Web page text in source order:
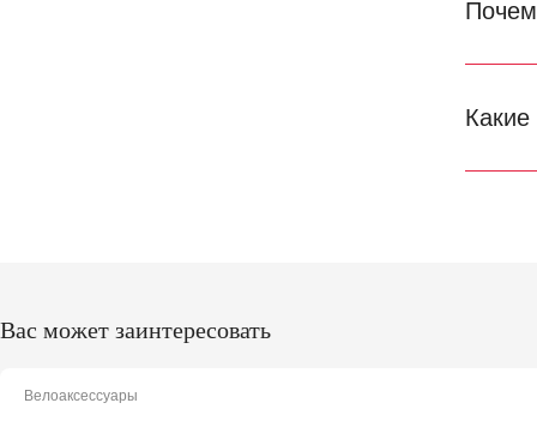
Вас может заинтересовать
Велоаксессуары